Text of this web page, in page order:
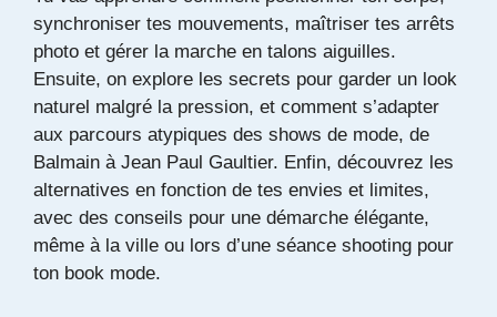
synchroniser tes mouvements, maîtriser tes arrêts
photo et gérer la marche en talons aiguilles.
Ensuite, on explore les secrets pour garder un look
naturel malgré la pression, et comment s’adapter
aux parcours atypiques des shows de mode, de
Balmain à Jean Paul Gaultier. Enfin, découvrez les
alternatives en fonction de tes envies et limites,
avec des conseils pour une démarche élégante,
même à la ville ou lors d’une séance shooting pour
ton book mode.